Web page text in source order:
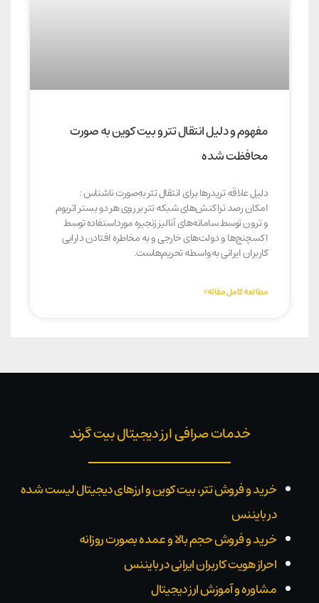
مفهوم و دلیل انتقال تتر و بیت کوین به صورت
محافظت شده
دلیل علاقه تریدرها برای انتقال تتر به‌صورت ناشناس :
امکان رصد تراکنش‌های شبکه تتر بر روی هر دو بستر اتریوم
و ترون توسط سامانه‌های آنالیز زنجیره مورداستفاده توسط
اکسچنج‌ها و دولت‌های خارجی و به مخاطره افتادن دارایی
کاربران ایرانی به‌واسطه تحریم‌هاست.
مطالعه کامل مقاله»
خدمات صرافی ارز دیجیتال بیت گرند
خرید و فروش تتر، بیت کوین و ارزهای دیجیتال لیست شده
در بایننس
خرید و فروش حجم بالا و عمده بصورت روزانه
احراز هویت کاربران ایرانی در بایننس
مشاوره و آموزش ارز دیجیتال